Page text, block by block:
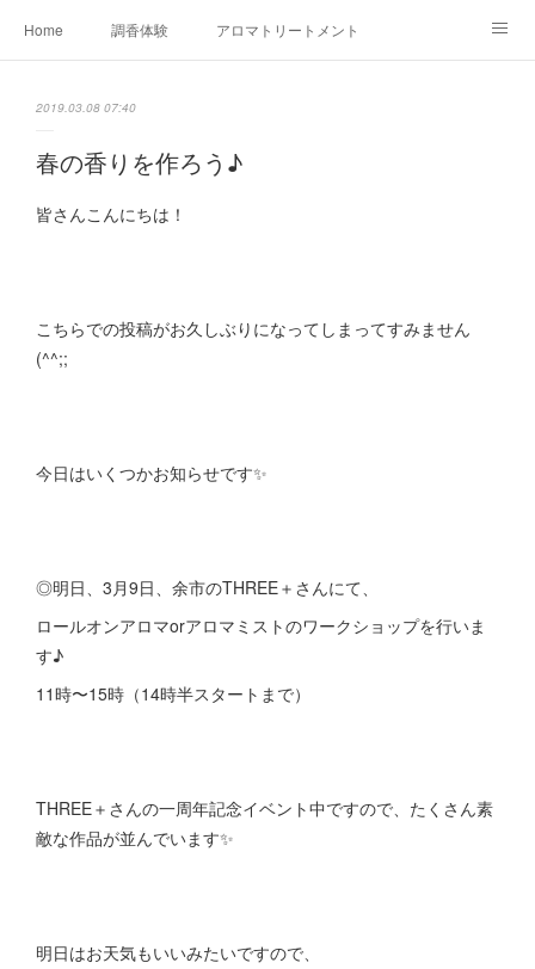
Home 調香体験 アロマトリートメントMenu
Ameblo
2019.03.08 07:40
春の香りを作ろう♪
皆さんこんにちは！
こちらでの投稿がお久しぶりになってしまってすみません
(^^;;
今日はいくつかお知らせです✨
◎明日、3月9日、余市のTHREE＋さんにて、
ロールオンアロマorアロマミストのワークショップを行いま
す♪
11時〜15時（14時半スタートまで）
THREE＋さんの一周年記念イベント中ですので、たくさん素
敵な作品が並んでいます✨
明日はお天気もいいみたいですので、